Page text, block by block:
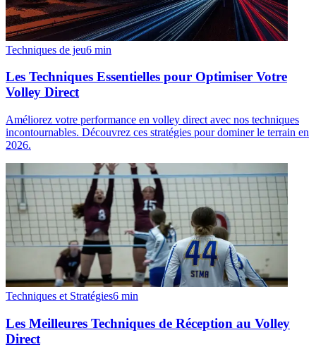
Techniques de jeu6 min
Les Techniques Essentielles pour Optimiser Votre
Volley Direct
Améliorez votre performance en volley direct avec nos techniques
incontournables. Découvrez ces stratégies pour dominer le terrain en
2026.
Techniques et Stratégies6 min
Les Meilleures Techniques de Réception au Volley
Direct